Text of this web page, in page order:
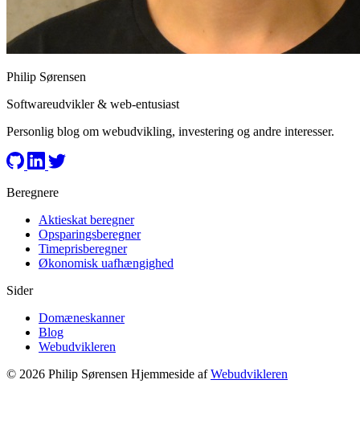
Philip Sørensen
Softwareudvikler & web-entusiast
Personlig blog om webudvikling, investering og andre interesser.
Beregnere
Aktieskat beregner
Opsparingsberegner
Timeprisberegner
Økonomisk uafhængighed
Sider
Domæneskanner
Blog
Webudvikleren
© 2026 Philip Sørensen Hjemmeside afWebudvikleren